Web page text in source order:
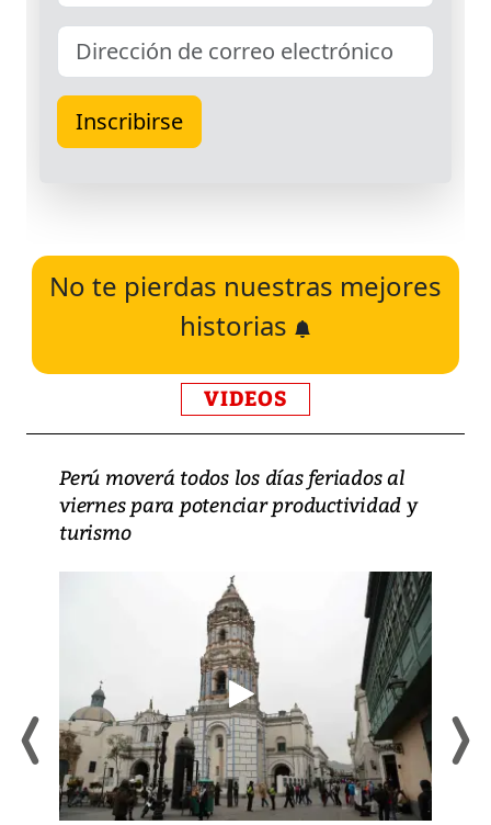
No te pierdas nuestras mejores
historias
VIDEOS
Perú moverá todos los días feriados al
viernes para potenciar productividad y
turismo